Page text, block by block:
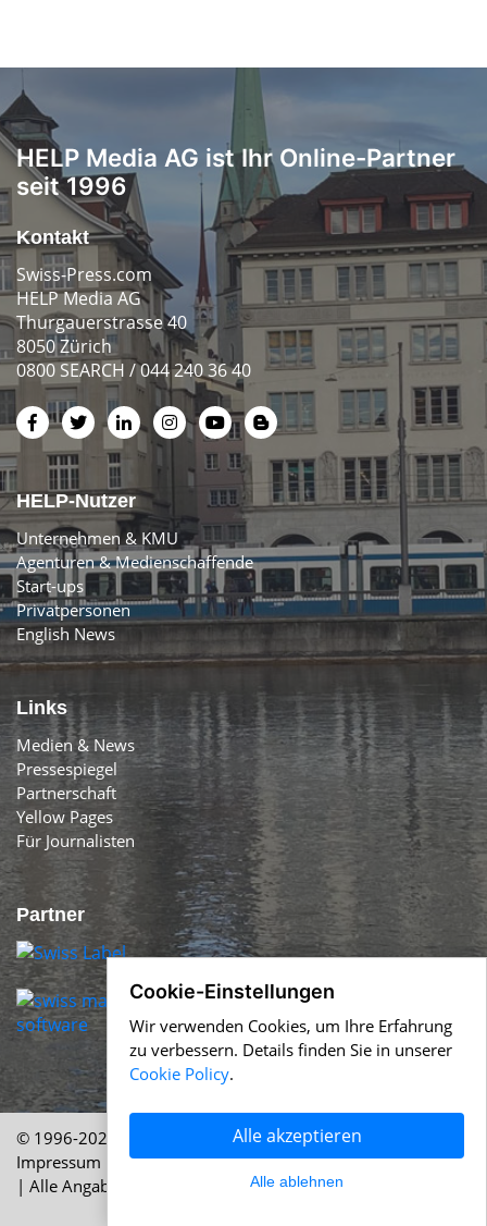
HELP Media AG ist Ihr Online-Partner
seit 1996
Kontakt
Swiss-Press.com
HELP Media AG
Thurgauerstrasse 40
8050 Zürich
0800 SEARCH / 044 240 36 40
HELP-Nutzer
Unternehmen & KMU
Agenturen & Medienschaffende
Start-ups
Privatpersonen
English News
Links
Medien & News
Pressespiegel
Partnerschaft
Yellow Pages
Für Journalisten
Partner
© 1996-2026 Swiss-Press.com & Help.ch Über uns
Impressum
AGB|Nutzung|Cookie Policy|Datenschutz
| Alle Angaben ohne Gewähr
Cookie-Einstellungen
Wir verwenden Cookies, um Ihre Erfahrung
zu verbessern. Details finden Sie in unserer
Cookie Policy.
Alle akzeptieren
Alle ablehnen